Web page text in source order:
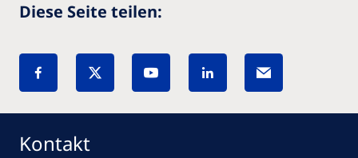
Diese Seite teilen:
Kontakt